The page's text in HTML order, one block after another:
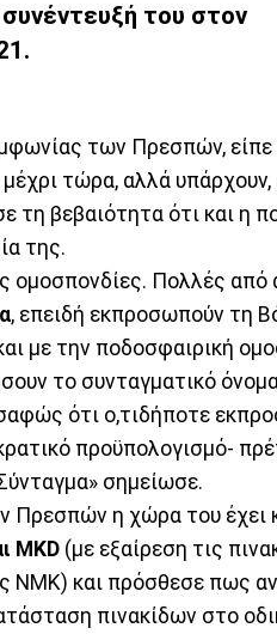
του στον
των Πρεσπών, είπε
τώρα, αλλά υπάρχουν,
τη βεβαιότητα ότι και η
της.
ομοσπονδίες. Πολλές από
, επειδή εκπροσωπούν τη
με την ποδοσφαιρική
το συνταγματικό
ότι ο,τιδήποτε
προϋπολογισμό-
σημείωσε.
Πρεσπών η χώρα του έχει
MKD (με εξαίρεση τις
ΝΜΚ) και πρόσθεσε πως
πινακίδων στο